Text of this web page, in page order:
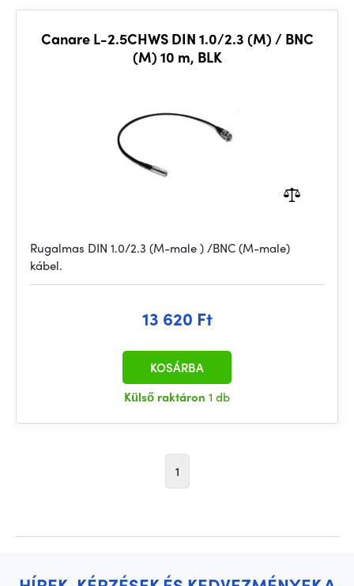
Canare L-2.5CHWS DIN 1.0/2.3 (M) / BNC
(M) 10 m, BLK
Rugalmas DIN 1.0/2.3 (M-male ) /BNC (M-male)
kábel.
13 620 Ft
Külső raktáron 1 db
KOSÁRBA
1